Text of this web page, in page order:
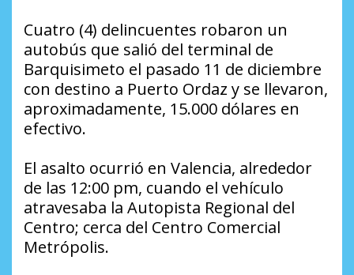
Cuatro (4) delincuentes robaron un
autobús que salió del terminal de
Barquisimeto el pasado 11 de diciembre
con destino a Puerto Ordaz y se llevaron,
aproximadamente, 15.000 dólares en
efectivo.
El asalto ocurrió en Valencia, alrededor
de las 12:00 pm, cuando el vehículo
atravesaba la Autopista Regional del
Centro; cerca del Centro Comercial
Metrópolis.